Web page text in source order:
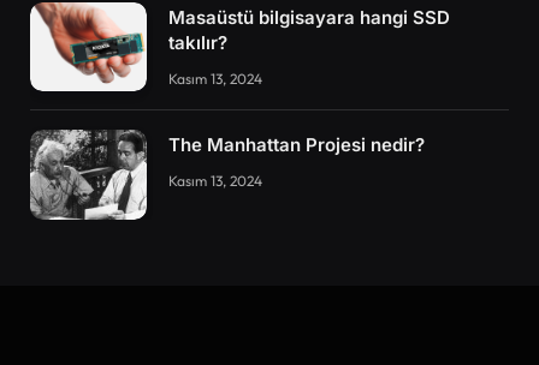
Masaüstü bilgisayara hangi SSD
takılır?
Kasım 13, 2024
The Manhattan Projesi nedir?
Kasım 13, 2024